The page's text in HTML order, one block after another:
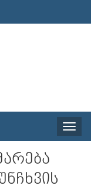
Toggle